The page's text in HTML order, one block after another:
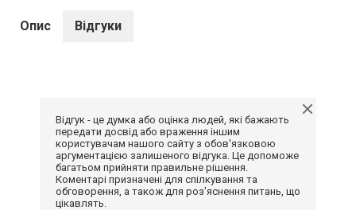
Опис Відгуки
Відгук - це думка або оцінка людей, які бажають
передати досвід або враження іншим
користувачам нашого сайту з обов'язковою
аргументацією залишеного відгука. Це допоможе
багатьом прийняти правильне рішення.
Коментарі призначені для спілкування та
обговорення, а також для роз'яснення питань, що
цікавлять.